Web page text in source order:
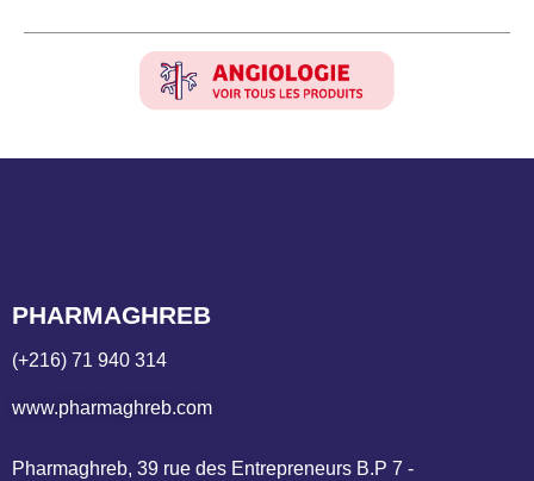
PHARMAGHREB
(+216) 71 940 314
www.pharmaghreb.com
Pharmaghreb, 39 rue des Entrepreneurs B.P 7 -